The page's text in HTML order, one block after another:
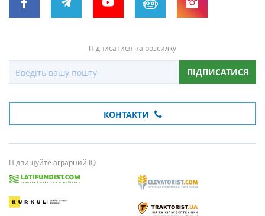
Підписатися на розсилку
ПІДПИСАТИСЯ
КОНТАКТИ
Підвищуйте аграрний IQ